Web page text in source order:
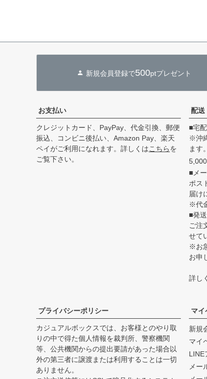
新規会員登録で500ptプレゼント
お支払い
クレジットカード、PayPay、代金引換、郵便
振込、コンビニ後払い、Amazon Pay、楽天
ペイがご利用になれます。詳しくはこちらを
ご覧下さい。
配送
■宅
※沖
ます。
■メ
ポス
届け
※代
■発
ご注
せて
※お
お申
詳し
プライバシーポリシー
カジュアルボックスでは、お客様とのやり取
りの中で得た個人情報を裁判所、警察機関
等、公共機関からの提出要請があった場合以
外の第三者に譲渡または利用することは一切
ありません。
マイ
新規
マイ
LINE
メー